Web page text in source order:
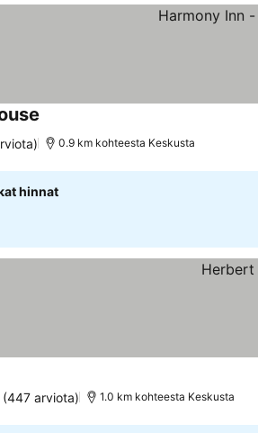
0.9 km kohteesta Keskusta
hinnat
(447 arviota) 1.0 km kohteesta Keskusta